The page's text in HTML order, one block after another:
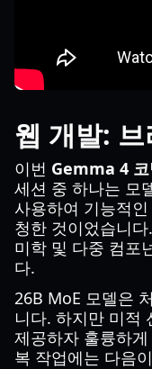
웹 개발:
이번 Gemma 4
세션 중 하나는 모
사용하여 기능적
청한 것이었습니
미학 및 다중 컴포
다.
26B MoE 모델은
니다. 하지만 미적
제공하자 훌륭하
복 작업에는 다음